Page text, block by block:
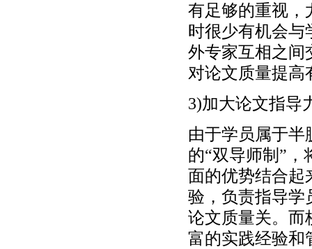
有足够的重视，
时很少有机会与
外专家互相之间
对论文质量提高
3)加大论文指导
由于学员属于半
的“双导师制”
面的优势结合起
验，负责指导学
论文质量关。而
富的实践经验和